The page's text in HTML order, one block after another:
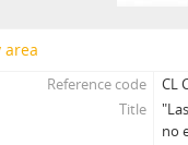
area
Reference code
CL
Title
no